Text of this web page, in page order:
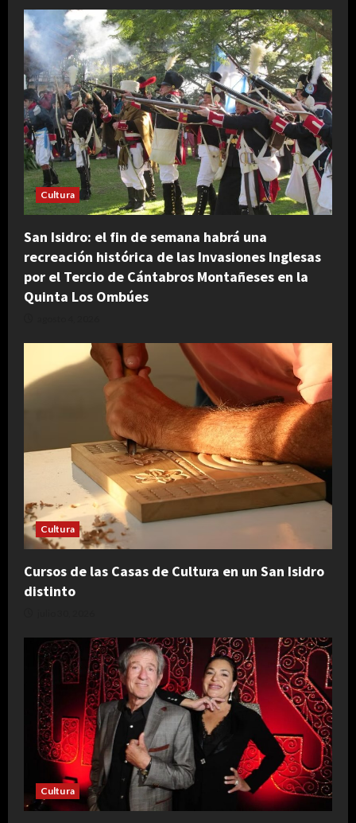
Cultura
San Isidro: el fin de semana habrá una
recreación histórica de las Invasiones Inglesas
por el Tercio de Cántabros Montañeses en la
Quinta Los Ombúes
Cultura
Cursos de las Casas de Cultura en un San Isidro
distinto
Cultura